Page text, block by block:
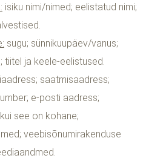
isiku nimi/nimed; eelistatud nimi;
sugu; sünnikuupäev/vanus;
tiitel ja keele-eelistused.
saatmisaadress;
e-posti aadress;
see on kohane;
veebisõnumirakenduse